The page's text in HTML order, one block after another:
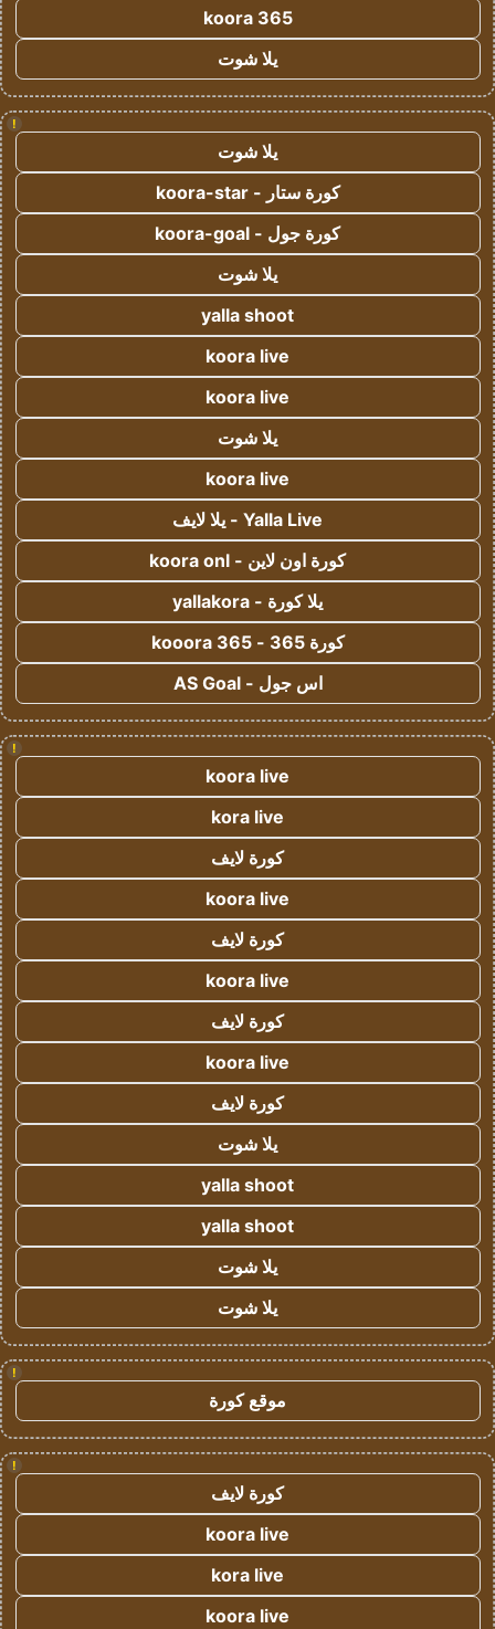
koora 365
يلا شوت
!
يلا شوت
كورة ستار - koora-star
كورة جول - koora-goal
يلا شوت
yalla shoot
koora live
koora live
يلا شوت
koora live
Yalla Live - يلا لايف
كورة اون لاين - koora onl
يلا كورة - yallakora
كورة 365 - kooora 365
اس جول - AS Goal
!
koora live
kora live
كورة لايف
koora live
كورة لايف
koora live
كورة لايف
koora live
كورة لايف
يلا شوت
yalla shoot
yalla shoot
يلا شوت
يلا شوت
!
موقع كورة
!
كورة لايف
koora live
kora live
koora live